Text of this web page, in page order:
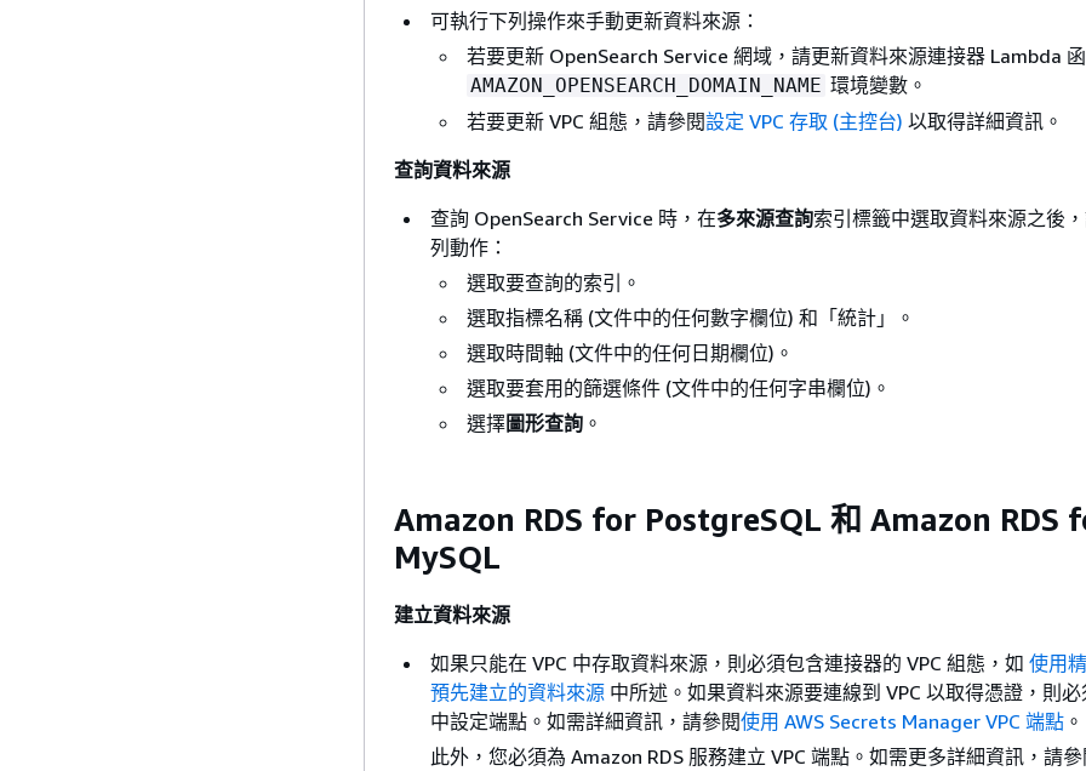
可執行下列操作來手動更新資料來源：
若要更新 OpenSearch Service 網域，請更新資料來源連接器 Lambda
AMAZON_OPENSEARCH_DOMAIN_NAME 環境變數。
若要更新 VPC 組態，請參閱設定 VPC 存取 (主控台) 以取得詳細資訊。
查詢資料來源
查詢 OpenSearch Service 時，在多來源查詢索引標籤中選取資料來源之後
列動作：
選取要查詢的索引。
選取指標名稱 (文件中的任何數字欄位) 和「統計」。
選取時間軸 (文件中的任何日期欄位)。
選取要套用的篩選條件 (文件中的任何字串欄位)。
選擇圖形查詢 。
Amazon RDS for PostgreSQL 和 Amazon RDS
MySQL
建立資料來源
如果只能在 VPC 中存取資料來源，則必須包含連接器的 VPC 組態，如 使用
預先建立的資料來源 中所述。如果資料來源要連線到 VPC 以取得憑證，則必
中設定端點。如需詳細資訊，請參閱使用 AWS Secrets Manager VPC 端點 。
此外，您必須為 Amazon RDS 服務建立 VPC 端點。如需更多詳細資訊，請參